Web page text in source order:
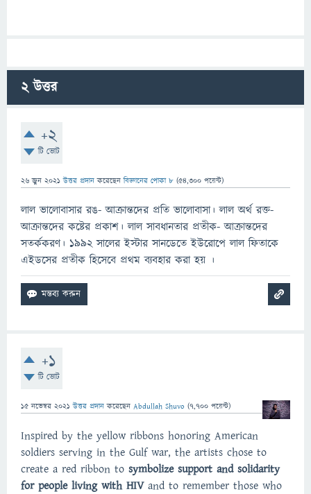
2উত্তর
+2
টি ভোট
26 জুন 2021 উত্তর প্রদান করেছেনবিজ্ঞানের পোকা ৮ (54,300 পয়েন্ট)
লাল ভালােবাসার রঙ- আক্রান্তদের প্রতি ভালােবাসা। লাল অর্থ রক্ত-
আক্রান্তদের কষ্টের প্রকাশ। লাল সাবধানতার প্রতীক- আক্রান্তদের
সতর্ককরণ। ১৯৯২ সালের ইস্টার সানডেতে ইউরােপে লাল ফিতাকে
এইডসের প্রতীক হিসেবে প্রথম ব্যবহার করা হয় ।
+1
টি ভোট
15 নভেম্বর 2021 উত্তর প্রদান করেছেন Abdullah Shuvo (7,700 পয়েন্ট)
Inspired by the yellow ribbons honoring American
soldiers serving in the Gulf war, the artists chose to
create a red ribbon to symbolize support and solidarity
for people living with HIVand to remember those who